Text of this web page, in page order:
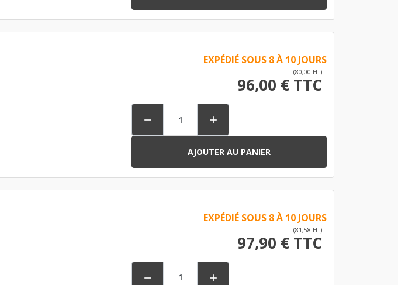
EXPÉDIÉ SOUS 8 À 10 JOURS
(80,00 HT)
96,00 € TTC
 
AJOUTER AU PANIER
EXPÉDIÉ SOUS 8 À 10 JOURS
(81,58 HT)
97,90 € TTC
 